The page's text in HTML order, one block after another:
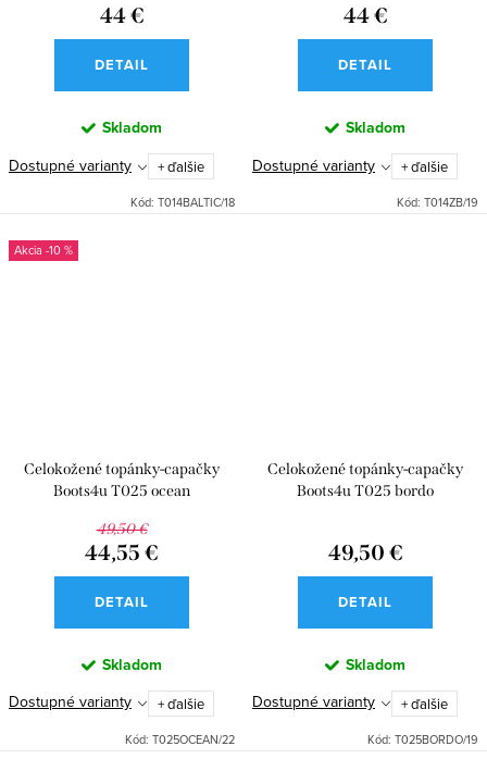
44 €
DETAIL
Skladom
Dostupné varianty
+ ďalšie
Kód: T014BALTIC/18
44 €
DETAIL
Skladom
Dostupné varianty
+ ďalšie
Kód: T014ZB/19
-10 %
Celokožené topánky-capačky
Boots4u T025 ocean
49,50 €
44,55 €
DETAIL
Skladom
Dostupné varianty
+ ďalšie
Kód: T025OCEAN/22
Celokožené topánky-capačky
Boots4u T025 bordo
49,50 €
DETAIL
Skladom
Dostupné varianty
+ ďalšie
Kód: T025BORDO/19